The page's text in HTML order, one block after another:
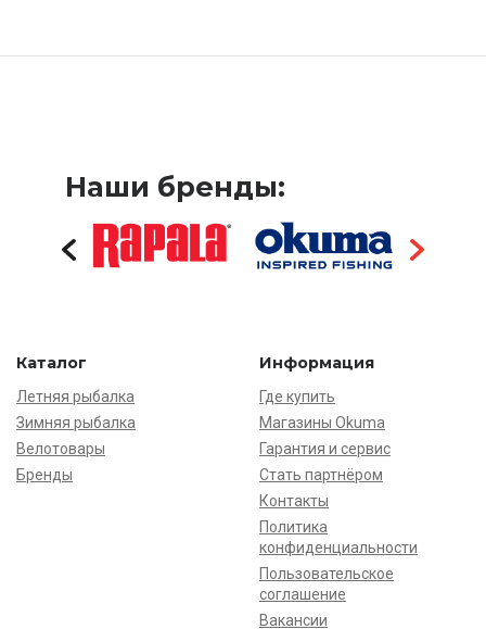
Наши бренды:
Каталог
Летняя рыбалка
Зимняя рыбалка
Велотовары
Бренды
Информация
Где купить
Магазины Okuma
Гарантия и сервис
Стать партнёром
Контакты
Политика
конфиденциальности
Пользовательское
соглашение
Вакансии